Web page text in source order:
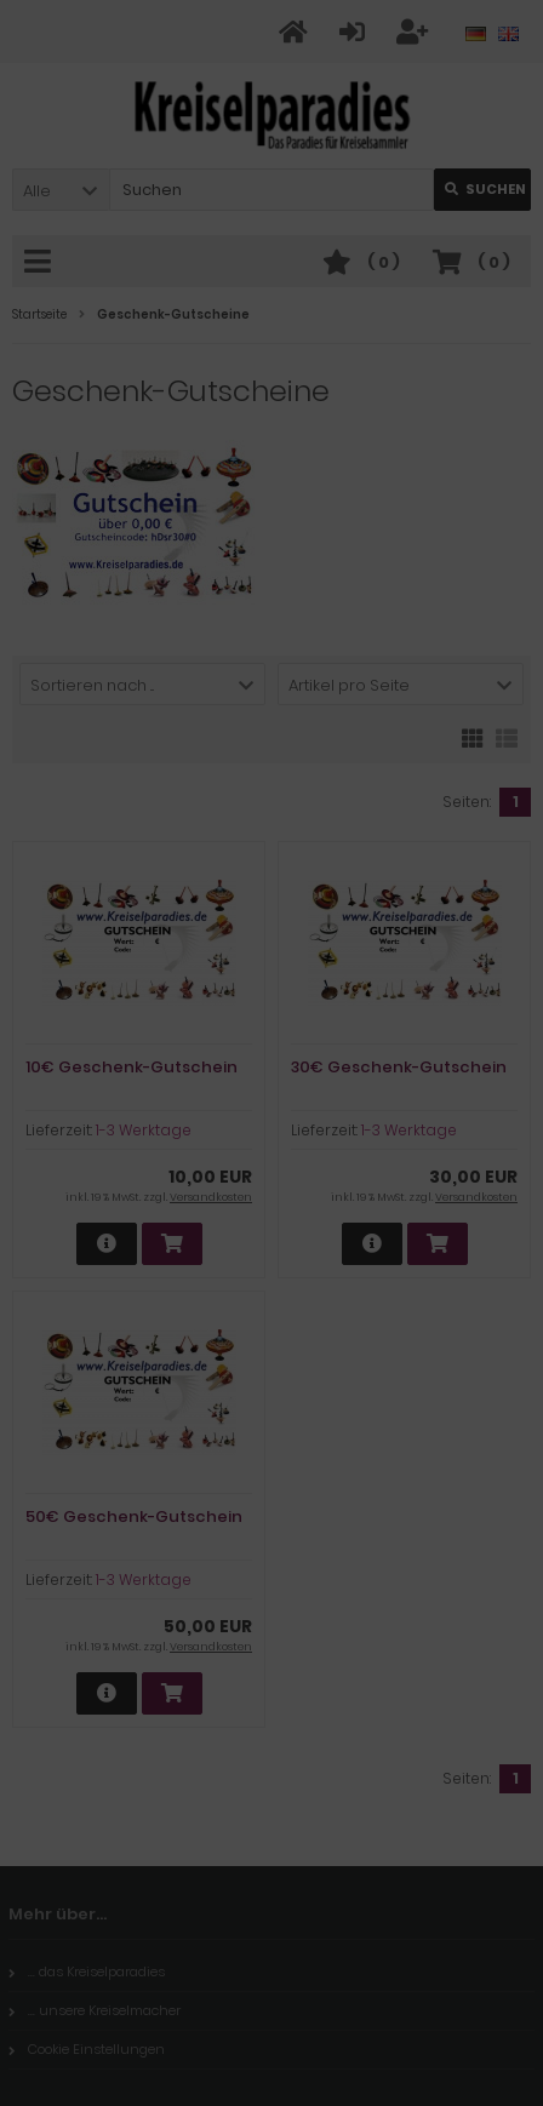
Alle SUCHEN
( 0 )
( 0 )
Startseite Geschenk-Gutscheine
Geschenk-Gutscheine
Sortieren nach ... Artikel pro Seite
Seiten: 1
10€ Geschenk-Gutschein
Lieferzeit:1-3 Werktage
10,00 EUR
inkl. 19 % MwSt. zzgl.Versandkosten
30€ Geschenk-Gutschein
Lieferzeit:1-3 Werktage
30,00 EUR
inkl. 19 % MwSt. zzgl.Versandkosten
50€ Geschenk-Gutschein
Lieferzeit:1-3 Werktage
50,00 EUR
inkl. 19 % MwSt. zzgl.Versandkosten
Seiten: 1
Mehr über...
... das Kreiselparadies
... unsere Kreiselmacher
Cookie Einstellungen